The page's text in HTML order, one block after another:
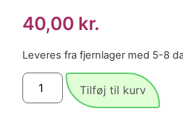
40,00 kr.
Leveres fra fjernlager med 5-8
Tilføj til kurv